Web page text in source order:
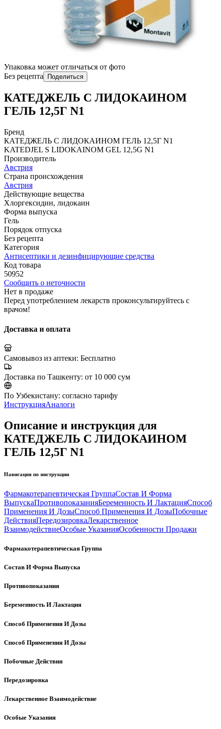
Упаковка может отличаться от фото
Без рецепта
Поделиться
КАТЕДЖЕЛЬ С ЛИДОКАИНОМ
ГЕЛЬ 12,5Г N1
Бренд
КАТЕДЖЕЛЬ С ЛИДОКАИНОМ ГЕЛЬ 12,5Г N1
KATЕDJЕL S LIDOKAINOM GЕL 12,5G N1
Производитель
Австрия
Страна происхождения
Австрия
Действующие вещества
Хлоргексидин, лидокаин
Форма выпуска
Гель
Порядок отпуска
Без рецепта
Категория
Антисептики и дезинфицирующие средства
Код товара
50952
Сообщить о неточности
Нет в продаже
Перед употреблением лекарств проконсультируйтесь с
врачом!
Доставка и оплата
Самовывоз из аптеки: Бесплатно
Доставка по Ташкенту: от 10 000 сум
По Узбекистану: согласно тарифу
ИнструкцияАналоги
Описание и инструкция для
КАТЕДЖЕЛЬ С ЛИДОКАИНОМ
ГЕЛЬ 12,5Г N1
Навигация по инструкции
Фармакотерапевтическая ГруппаСостав И Форма
ВыпускаПротивопоказанияБеременность И ЛактацияСпособ
Применения И ДозыСпособ Применения И ДозыПобочные
ДействияПередозировкаЛекарственное
ВзаимодействиеОсобые УказанияОсобенности Продажи
Фармакотерапевтическая Группа
Состав И Форма Выпуска
Противопоказания
Беременность И Лактация
Способ Применения И Дозы
Способ Применения И Дозы
Побочные Действия
Передозировка
Лекарственное Взаимодействие
Особые Указания